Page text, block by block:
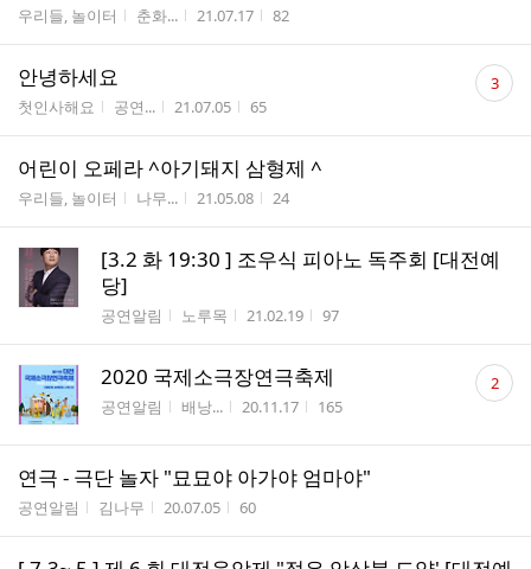
게시판명
우리들, 놀이터 작성자
춘화... 작성시간
21.07.17 조회수
82
안녕하세요
게시판명
첫인사해요 작성자
공연... 작성시간
21.07.05 조회수
65
댓
글 3
어린이 오페라 ^아기돼지 삼형제 ^
게시판명
우리들, 놀이터 작성자
나무... 작성시간
21.05.08 조회수
24
[3.2 화 19:30 ] 조우식 피아노 독주회 [대전예
당]
게시판명
공연알림 작성자
노루목 작성시간
21.02.19 조회수
97
2020 국제소극장연극축제
게시판명
공연알림 작성자
배낭... 작성시간
20.11.17 조회수
165
댓
글 2
연극 - 극단 놀자 "묘묘야 아가야 엄마야"
게시판명
공연알림 작성자
김나무 작성시간
20.07.05 조회수
60